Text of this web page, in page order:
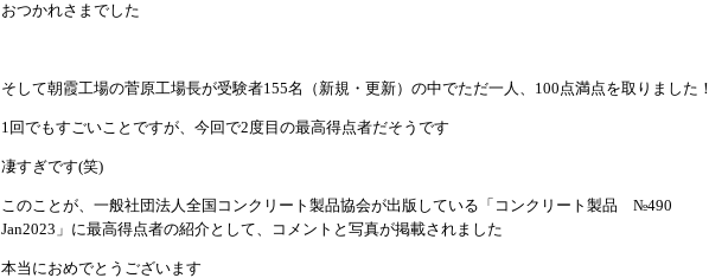
おつかれさまでした
そして朝霞工場の菅原工場長が受験者155名（新規・更新）の中でただ一人、100点満点を取りました！
1回でもすごいことですが、今回で2度目の最高得点者だそうです
凄すぎです(笑)
このことが、一般社団法人全国コンクリート製品協会が出版している「コンクリート製品 №490
Jan2023」に最高得点者の紹介として、コメントと写真が掲載されました
本当におめでとうございます